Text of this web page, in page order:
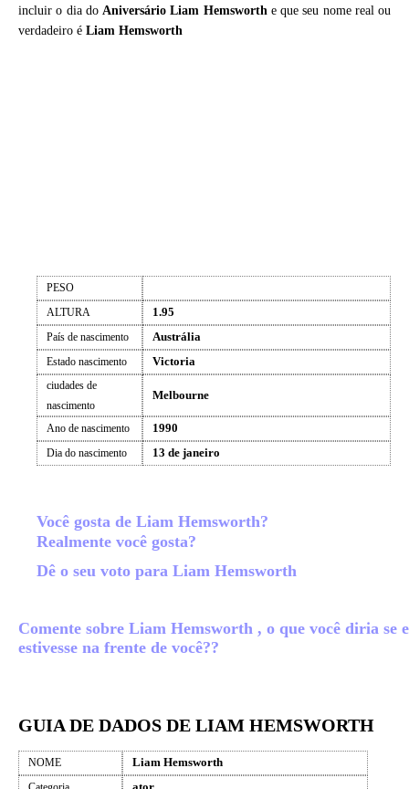
incluir o dia do Aniversário Liam Hemsworthe que seu nome real ou
verdadeiro é Liam Hemsworth
PESO
ALTURA
1.95
País de nascimento Austrália
Estado nascimento Victoria
ciudades de
nascimento
Melbourne
Ano de nascimento 1990
Dia do nascimento 13 de janeiro
Você gosta de Liam Hemsworth?
Realmente você gosta?
Dê o seu voto para Liam Hemsworth
Comente sobre Liam Hemsworth , o que você diria se
estivesse na frente de você??
GUIA DE DADOS DE LIAM HEMSWORTH
NOME Liam Hemsworth